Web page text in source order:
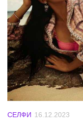
СЕЛФИ 16.12.2023